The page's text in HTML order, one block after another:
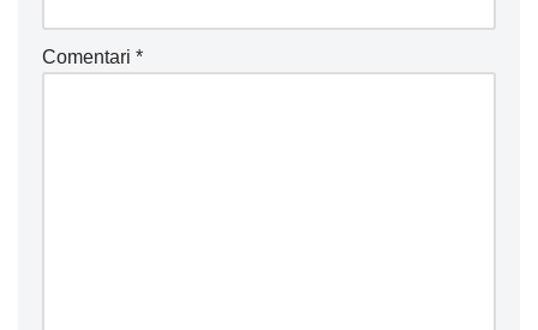
Comentari *